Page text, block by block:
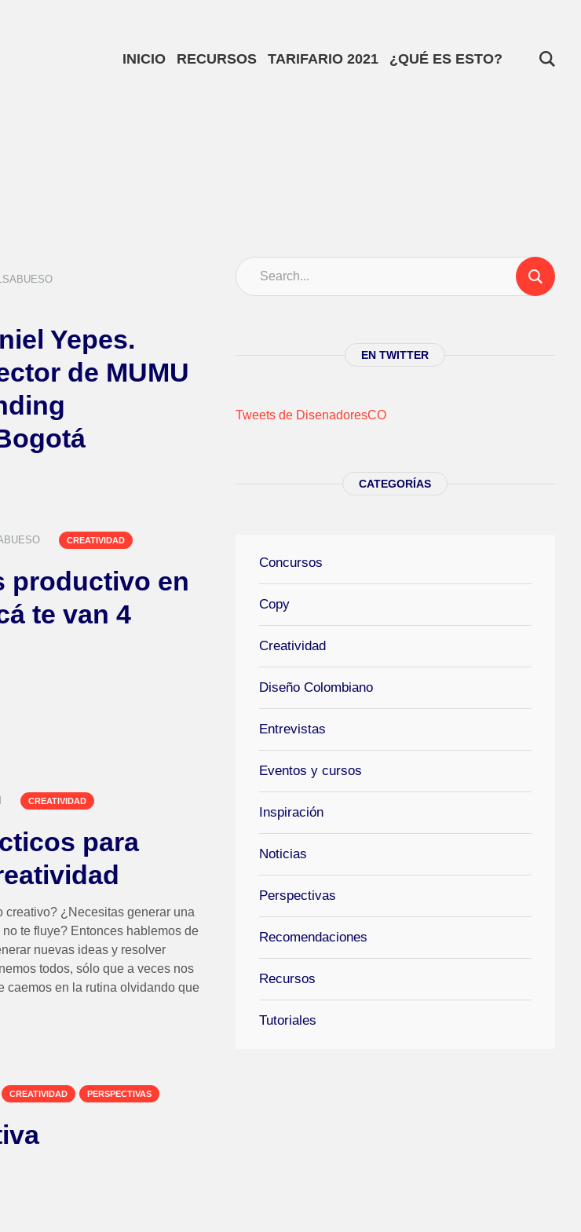
INICIO RECURSOS TARIFARIO 2021 ¿QUÉ ES ESTO?
Yepes.
de MUMU
CREATIVIDAD
productivo en
te van 4
CREATIVIDAD
para
¿Necesitas generar una
te fluye? Entonces hablemos de
nuevas ideas y resolver
todos, sólo que a veces nos
caemos en la rutina olvidando que
CREATIVIDAD PERSPECTIVAS
EN TWITTER
Tweets de DisenadoresCO
CATEGORÍAS
Concursos
Copy
Creatividad
Diseño Colombiano
Entrevistas
Eventos y cursos
Inspiración
Noticias
Perspectivas
Recomendaciones
Recursos
Tutoriales